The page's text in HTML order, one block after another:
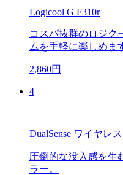
Logicool G F310r
コスパ抜群のロジク
ムを手軽に楽しめま
2,860円
4
DualSense ワイヤレ
圧倒的な没入感を生
ラー。